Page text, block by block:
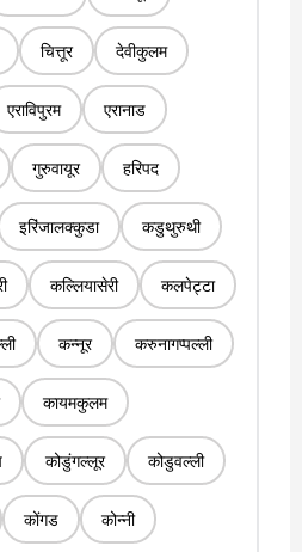
चित्तूर देवीकुलम
एराविपुरम एरानाड
गुरुवायूर हरिपद
इरिंजालक्कुडा कडुथुरुथी
कल्लियासेरी कलपेट्टा
कन्नूर करुनागप्पल्ली
कायमकुलम
कोडुंगल्लूर कोडुवल्ली
कोंगड कोन्नी